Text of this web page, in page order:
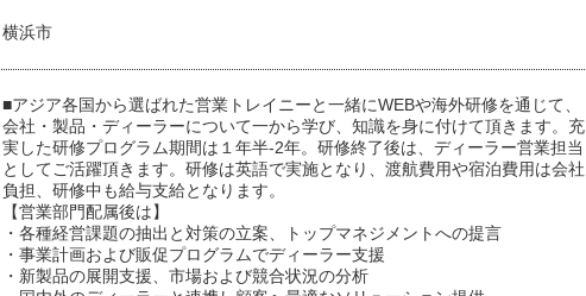
横浜市
■アジア各国から選ばれた営業トレイニーと一緒にWEBや海外研修を通じて、
会社・製品・ディーラーについて一から学び、知識を身に付けて頂きます。充
実した研修プログラム期間は１年半-2年。研修終了後は、ディーラー営業担当
としてご活躍頂きます。研修は英語で実施となり、渡航費用や宿泊費用は会社
負担、研修中も給与支給となります。
【営業部門配属後は】
・各種経営課題の抽出と対策の立案、トップマネジメントへの提言
・事業計画および販促プログラムでディーラー支援
・新製品の展開支援、市場および競合状況の分析